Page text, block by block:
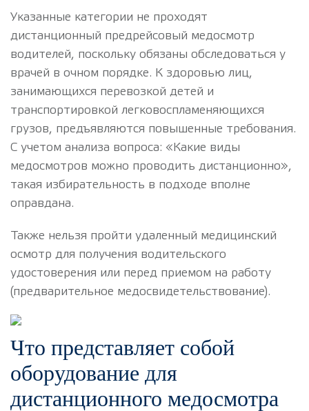
Указанные категории не проходят
дистанционный предрейсовый медосмотр
водителей, поскольку обязаны обследоваться у
врачей в очном порядке. К здоровью лиц,
занимающихся перевозкой детей и
транспортировкой легковоспламеняющихся
грузов, предъявляются повышенные требования.
С учетом анализа вопроса: «Какие виды
медосмотров можно проводить дистанционно»,
такая избирательность в подходе вполне
оправдана.
Также нельзя пройти удаленный медицинский
осмотр для получения водительского
удостоверения или перед приемом на работу
(предварительное медосвидетельствование).
Что представляет собой
оборудование для
дистанционного медосмотра